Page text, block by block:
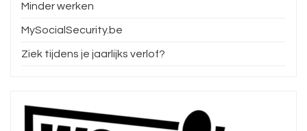
Minder werken
MySocialSecurity.be
Ziek tijdens je jaarlijks verlof?